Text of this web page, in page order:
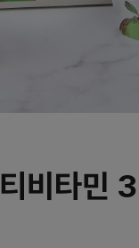
비타민